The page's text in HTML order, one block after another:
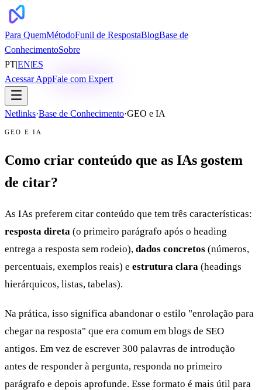
Para QuemMétodoFunil de RespostaBlogBase de
ConhecimentoSobre
PT|EN|ES
Acessar AppFale com Expert
Netlinks·Base de Conhecimento·GEO e IA
GEO E IA
Como criar conteúdo que as IAs gostem
de citar?
As IAs preferem citar conteúdo que tem três características:
resposta direta (o primeiro parágrafo após o heading
entrega a resposta sem rodeio), dados concretos (números,
percentuais, exemplos reais) e estrutura clara (headings
hierárquicos, listas, tabelas).
Na prática, isso significa abandonar o estilo "enrolação para
chegar na resposta" que era comum em blogs de SEO
antigos. Em vez de escrever 300 palavras de introdução
antes de responder à pergunta, responda no primeiro
parágrafo e depois aprofunde. Esse formato é mais útil para